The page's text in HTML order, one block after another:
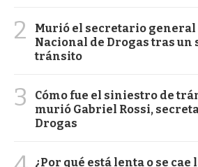
2
Murió el secretario general
Nacional de Drogas tras un
tránsito
3
Cómo fue el siniestro de
murió Gabriel Rossi,
Drogas
¿Por qué está lenta o se